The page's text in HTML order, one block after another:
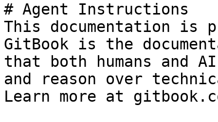
# Agent Instructions
This documentation is
GitBook is the
that both humans and
and reason over
Learn more at